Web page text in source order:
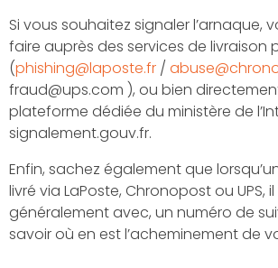
Si vous souhaitez signaler l’arnaque,
faire auprès des services de livraison
(phishing@laposte.fr /
fraud@ups.com ), ou bien
plateforme dédiée du ministère de
signalement.gouv.fr.
Enfin, sachez également que
livré via LaPoste, Chronopost ou UPS,
généralement avec, un numéro de
savoir où en est l’acheminement de